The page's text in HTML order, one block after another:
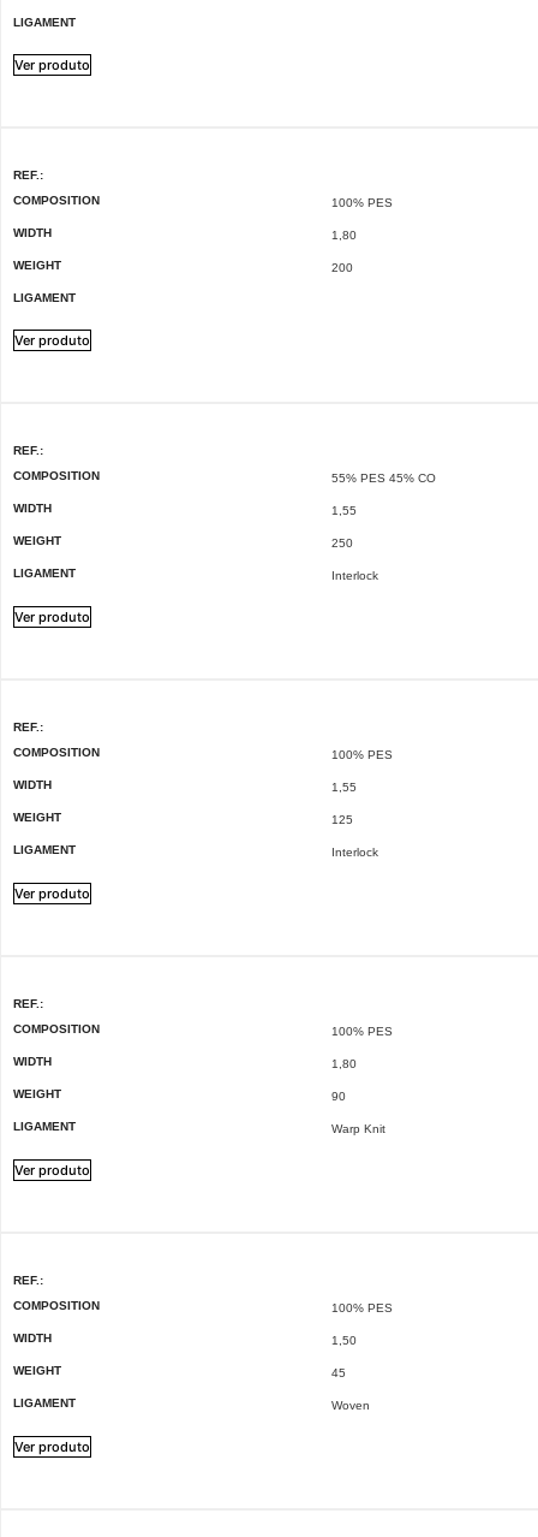
LIGAMENT
Ver produto
REF.:
COMPOSITION
100% PES
WIDTH 1,80
WEIGHT 200
LIGAMENT
Ver produto
REF.:
COMPOSITION
55% PES 45% CO
WIDTH 1,55
WEIGHT 250
LIGAMENT Interlock
Ver produto
REF.:
COMPOSITION
100% PES
WIDTH 1,55
WEIGHT 125
LIGAMENT Interlock
Ver produto
REF.:
COMPOSITION
100% PES
WIDTH 1,80
WEIGHT 90
LIGAMENT Warp Knit
Ver produto
REF.:
COMPOSITION
100% PES
WIDTH 1,50
WEIGHT 45
LIGAMENT Woven
Ver produto